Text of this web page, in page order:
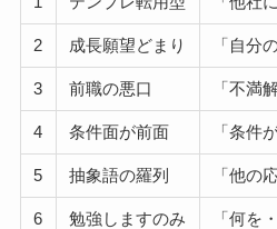
2 成長願望どまり 「自分
3 前職の悪口 「不満
4 条件面が前面 「条件
5 抽象語の羅列 「他の
6 勉強しますのみ 「何を